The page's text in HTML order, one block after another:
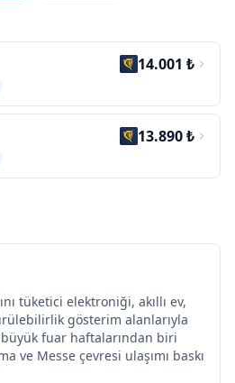
14.001 ₺
13.890 ₺
tüketici elektroniği, akıllı ev,
gösterim alanlarıyla
fuar haftalarından biri
ve Messe çevresi ulaşımı baskı